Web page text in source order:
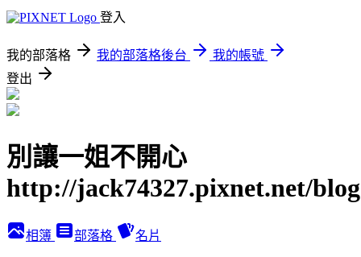
登入
我的部落格 我的部落格後台
我的帳號
登出
別讓一姐不開心
http://jack74327.pixnet.net/blog
相簿 部落格 名片